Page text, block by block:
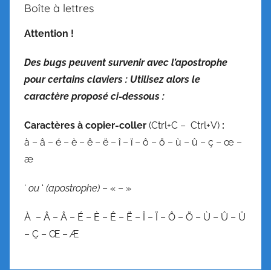
n
V
a
b
i
/
Boîte à lettres
Attention !
Des bugs peuvent survenir avec l’apostrophe
pour certains claviers : Utilisez alors le
caractère proposé ci-dessous :
Caractères à copier-coller (Ctrl+C – Ctrl+V) :
à – â – é – è – ê – ë – î – ï – ô – ö – ù – û – ç – œ –
æ
‘ ou ‘ (apostrophe) – « – »
À – Â – Â – É – È – Ê – Ë – Î – Ï – Ô – Ö – Ù – Û – Ü
– Ç – Œ – Æ